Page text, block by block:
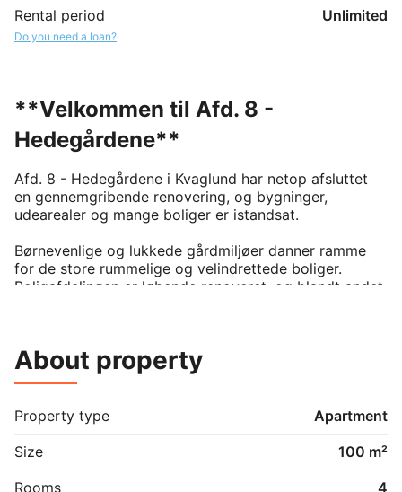
Rental period
Unlimited
Do you need a loan?
**Velkommen til Afd. 8 -
Hedegårdene**
Afd. 8 - Hedegårdene i Kvaglund har netop afsluttet
en gennemgribende renovering, og bygninger,
udearealer og mange boliger er istandsat.
Børnevenlige og lukkede gårdmiljøer danner ramme
for de store rummelige og velindrettede boliger.
Boligafdelingen er løbende renoveret, og blandt andet
Hedegårdene har flere moderne fællesvaskerier, der er
centralt beliggende i de enkelte gårde. Du har
Bussen har mange stop i nærområdet, og områdets
stisystemer forbinder afdelingen med både byen og
About property
Property type
Apartment
Size
100 m²
Rooms
4